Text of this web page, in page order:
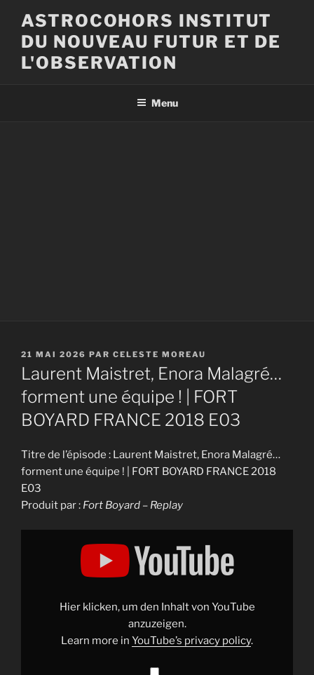
contenu
principal
ASTROCOHORS INSTITUT
DU NOUVEAU FUTUR ET DE
L'OBSERVATION
Menu
PUBLIÉ
LE
21 MAI 2026 PAR CELESTE MOREAU
Laurent Maistret, Enora Malagré…
forment une équipe ! | FORT
BOYARD FRANCE 2018 E03
Titre de l’épisode : Laurent Maistret, Enora Malagré…
forment une équipe ! | FORT BOYARD FRANCE 2018
E03
Produit par : Fort Boyard – Replay
Display
BOYARD
Hier klicken, um den Inhalt von YouTube
anzuzeigen.
Learn more in YouTube’s privacy policy.